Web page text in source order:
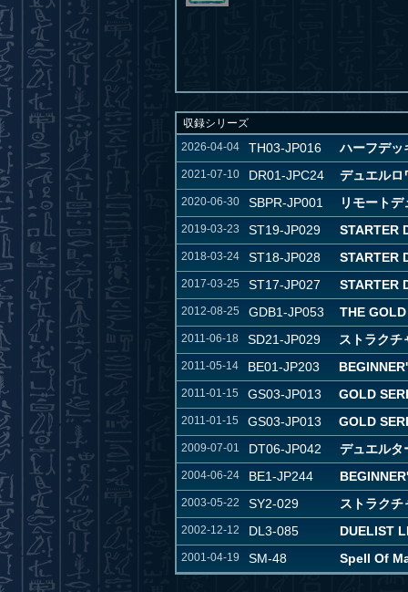
収録シリーズ
2026-04-04
TH03-JP016 ハーフデッ
2021-07-10 DR01-JPC24 デュエル
2020-06-30 SBPR-JP001 リモート
2019-03-23 ST19-JP029 STARTER
2018-03-24 ST18-JP028 STARTER
2017-03-25 ST17-JP027 STARTER
2012-08-25 GDB1-JP053 THE
2011-06-18 SD21-JP029 ストラクチ
2011-05-14 BE01-JP203
2011-01-15 GS03-JP013 GOLD
2011-01-15 GS03-JP013 GOLD
2009-07-01 DT06-JP042 デュエルタ
2004-06-24 BE1-JP244
2003-05-22 SY2-029 ストラク
2002-12-12 DL3-085 DUELIST
2001-04-19 SM-48 Spell Of